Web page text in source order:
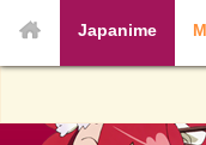
Japanime